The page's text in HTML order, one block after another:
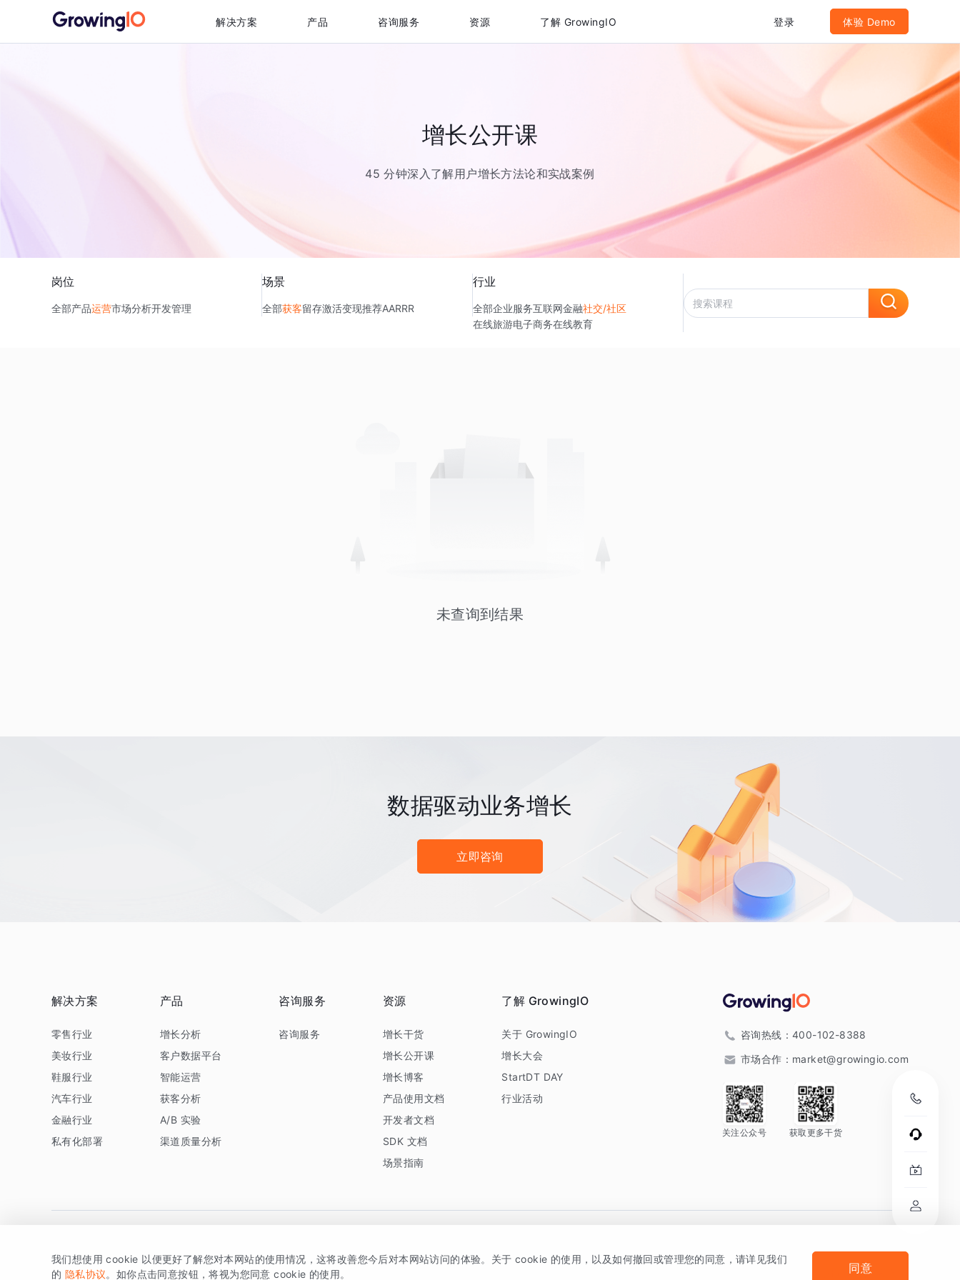
解决方案 产品 咨询服务 资源 了解 GrowingIO 登录 体验 Demo
增长公开课
45 分钟深入了解用户增长方法论和实战案例
岗位
全部产品运营市场分析开发管理
场景
全部获客留存激活变现推荐AARRR
行业
全部企业服务互联网金融社交/社区
在线旅游电子商务在线教育
未查询到结果
数据驱动业务增长
立即咨询
解决方案
零售行业
美妆行业
鞋服行业
汽车行业
金融行业
私有化部署
产品
增长分析
客户数据平台
智能运营
获客分析
A/B 实验
渠道质量分析
咨询服务
咨询服务
资源
增长干货
增长公开课
增长博客
产品使用文档
开发者文档
SDK 文档
场景指南
了解 GrowingIO
关于 GrowingIO
增长大会
StartDT DAY
行业活动
咨询热线： 400-102-8388
市场合作： market@growingio.com
关注公众号 获取更多干货
版权所有 © 北京易数科技有限公司SDK相关说明 京ICP备15038330号 法律声明及隐私条款
我们想使用 cookie 以便更好了解您对本网站的使用情况，这将改善您今后对本网站访问的体验。关于 cookie 的使用，以及如何撤回或管理您的同意，请详见我们
的 隐私协议。如你点击同意按钮，将视为您同意 cookie 的使用。 同意